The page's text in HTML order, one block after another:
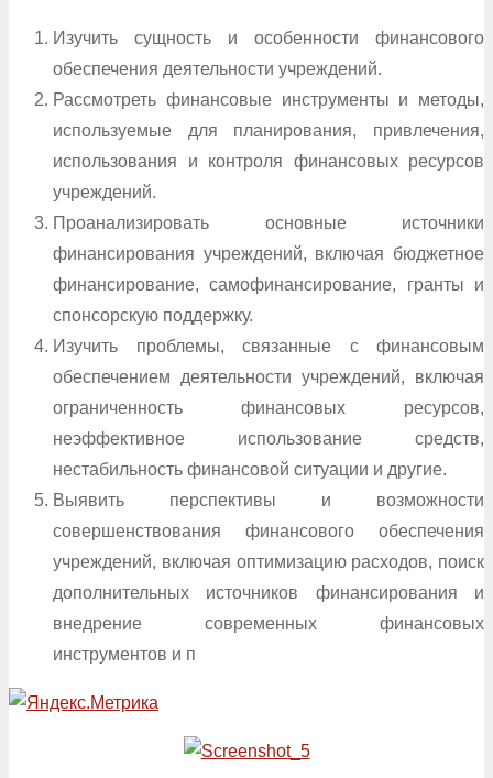
Изучить сущность и особенности финансового
обеспечения деятельности учреждений.
Рассмотреть финансовые инструменты и методы,
используемые для планирования, привлечения,
использования и контроля финансовых ресурсов
учреждений.
Проанализировать основные источники
финансирования учреждений, включая бюджетное
финансирование, самофинансирование, гранты и
спонсорскую поддержку.
Изучить проблемы, связанные с финансовым
обеспечением деятельности учреждений, включая
ограниченность финансовых ресурсов,
неэффективное использование средств,
нестабильность финансовой ситуации и другие.
Выявить перспективы и возможности
совершенствования финансового обеспечения
учреждений, включая оптимизацию расходов, поиск
дополнительных источников финансирования и
внедрение современных финансовых
инструментов и п